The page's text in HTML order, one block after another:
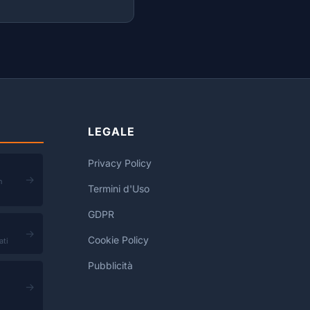
→
→
→
LEGALE
Privacy Policy
Termini d'Uso
GDPR
Cookie Policy
Pubblicità